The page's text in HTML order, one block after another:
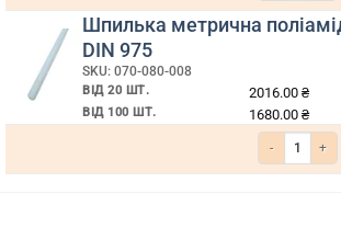
Шпилька метрична
DIN 975
SKU: 070-080-008
ВІД 20 ШТ. 2016.00 ₴
ВІД 100 ШТ. 1680.00 ₴
Кількість